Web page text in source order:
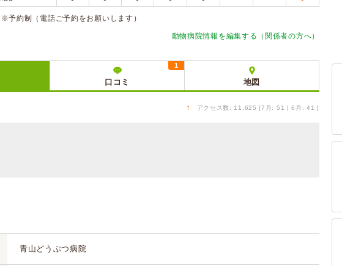
約制（電話ご予約をお願いします）
動物病院情報を編集する（関係者の方へ）
口コミ
1
地図
↑ アクセス数: 11,625 [7月: 51 | 6月: 41 ]
青山どうぶつ病院